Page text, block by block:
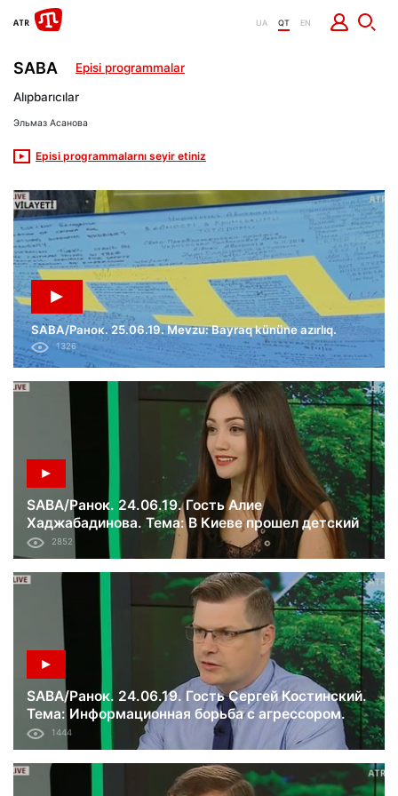
UA QT EN
SABA Episi programmalar
SABA/Ранок. 25.06.19. Mevzu: Bayraq kününe azırlıq.
1326
SABA/Ранок. 24.06.19. Гость Алие
Хаджабадинова. Тема: В Киеве прошел детский
крымскотатарский фестиваль «Tatlı ses».
2852
SABA/Ранок. 24.06.19. Гость Сергей Костинский.
Тема: Информационная борьба с агрессором.
Вещание на Крым.
1444
Alıpbarıcılar
Эльмаз Асанова
Episi programmalarnı seyir etiniz